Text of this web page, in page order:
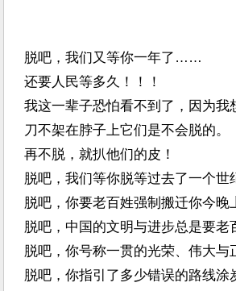
脱吧，我们又等你一年了……
还要人民等多久！！！
我这一辈子恐怕看不到了，因为我
刀不架在脖子上它们是不会脱的。
再不脱，就扒他们的皮！
脱吧，我们等你脱等过去了一个世
脱吧，你要老百姓强制搬迁你今晚
脱吧，中国的文明与进步总是要老
脱吧，你号称一贯的光荣、伟大与
脱吧，你指引了多少错误的路线涂